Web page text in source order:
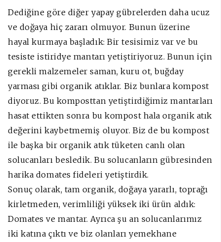
Dediğine göre diğer yapay gübrelerden daha ucuz
ve doğaya hiç zararı olmuyor. Bunun üzerine
hayal kurmaya başladık: Bir tesisimiz var ve bu
tesiste istiridye mantarı yetiştiriyoruz. Bunun için
gerekli malzemeler saman, kuru ot, buğday
yarması gibi organik atıklar. Biz bunlara kompost
diyoruz. Bu komposttan yetiştirdiğimiz mantarları
hasat ettikten sonra bu kompost hala organik atık
değerini kaybetmemiş oluyor. Biz de bu kompost
ile başka bir organik atık tüketen canlı olan
solucanları besledik. Bu solucanların gübresinden
harika domates fideleri yetiştirdik.
Sonuç olarak, tam organik, doğaya yararlı, toprağı
kirletmeden, verimliliği yüksek iki ürün aldık:
Domates ve mantar. Ayrıca şu an solucanlarımız
iki katına çıktı ve biz olanları yemekhane